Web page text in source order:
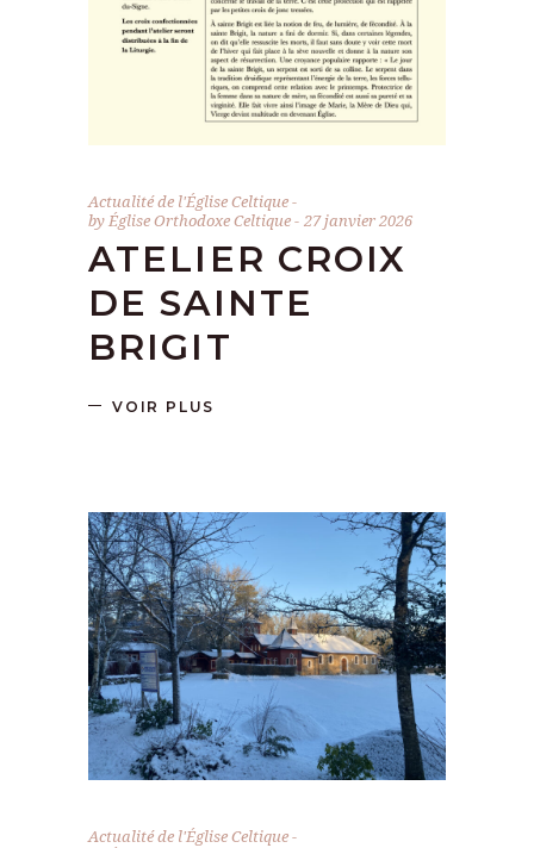
Actualité de l'Église Celtique
byÉglise Orthodoxe Celtique 27 janvier 2026
ATELIER CROIX
DE SAINTE
BRIGIT
VOIR PLUS
Actualité de l'Église Celtique